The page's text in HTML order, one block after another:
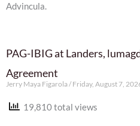
Advincula.
PAG-IBIG at Landers,
Agreement
Jerry Maya Figarola Friday, August 7,
19,810 total views